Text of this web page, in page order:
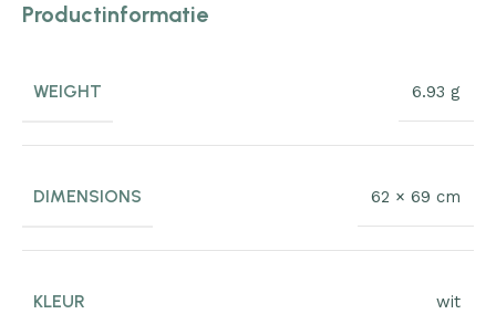
Productinformatie
WEIGHT 6.93 g
DIMENSIONS 62 × 69 cm
KLEUR wit